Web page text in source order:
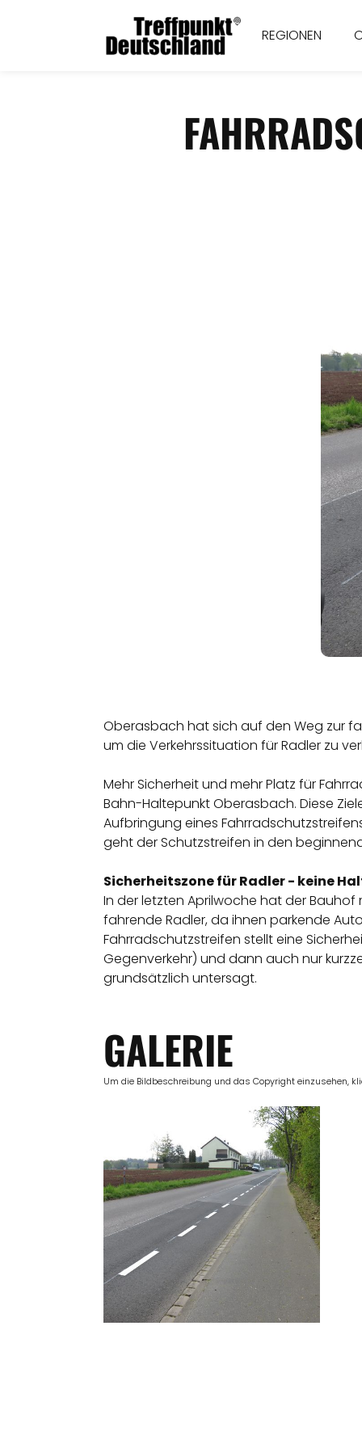
REGIONEN
Oberasbach hat sich auf den Weg zur
um die Verkehrssituation für Radler zu
Mehr Sicherheit und mehr Platz für
Bahn-Haltepunkt Oberasbach. Diese
Aufbringung eines
geht der Schutzstreifen in den
Sicherheitszone für Radler - keine
In der letzten Aprilwoche hat der
fahrende Radler, da ihnen parkende
Fahrradschutzstreifen stellt eine
Gegenverkehr) und dann auch nur
grundsätzlich untersagt.
GALERIE
Um die Bildbeschreibung und das Copyright einzusehen,